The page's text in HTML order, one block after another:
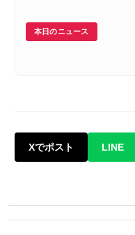
本日のニュース
Xでポスト LINE